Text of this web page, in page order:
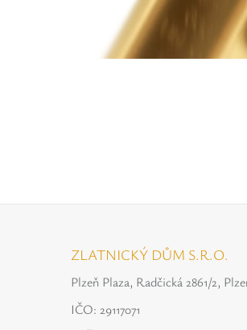
ZLATNICKÝ DŮM S.R.O.
Plzeň Plaza, Radčická 2861/2,
IČO: 29117071